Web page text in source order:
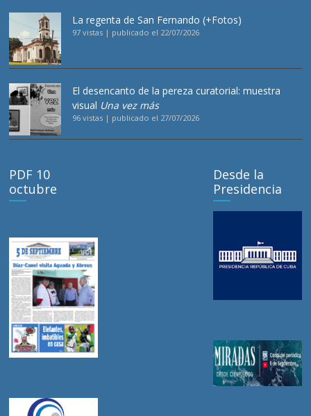
La regenta de San Fernando (+Fotos)
97 vistas | publicado el 22/07/2026
El desencanto de la pereza curatorial: muestra
visual Una vez más
96 vistas | publicado el 27/07/2026
PDF 10
octubre
Desde la
Presidencia